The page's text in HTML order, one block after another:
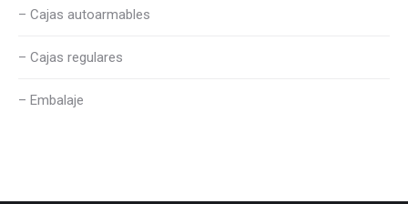
– Cajas autoarmables
– Cajas regulares
– Embalaje